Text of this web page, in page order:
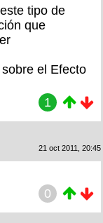
tipo de
que
el Efecto
1
21 oct 2011, 20:45
0